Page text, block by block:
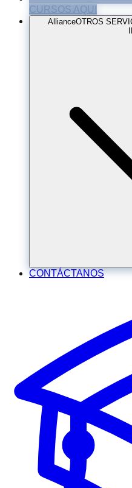
CURSOS AQUI
AllianceOTROS
CONTÁCTANOS